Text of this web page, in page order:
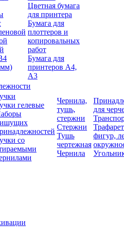
Цветная бумага
для принтера
Бумага для
плоттеров и
копировальных
работ
Бумага для
принтеров А4,
А3
гелевые
со
Чернила,
тушь,
стержни
Стержни
Тушь
чертежная
Чернила
для
фигур,